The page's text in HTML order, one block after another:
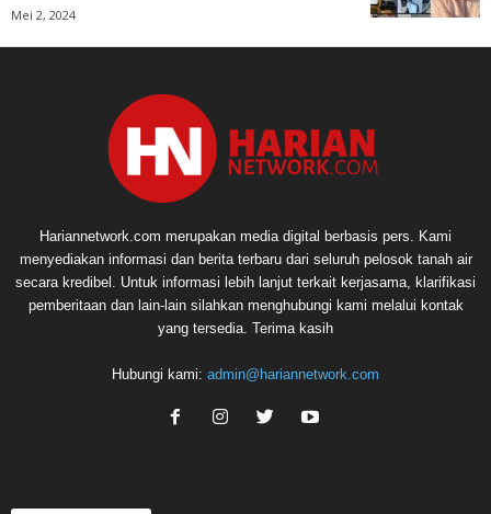
Mei 2, 2024
Hariannetwork.com merupakan media digital berbasis pers. Kami
menyediakan informasi dan berita terbaru dari seluruh pelosok tanah air
secara kredibel. Untuk informasi lebih lanjut terkait kerjasama, klarifikasi
pemberitaan dan lain-lain silahkan menghubungi kami melalui kontak
yang tersedia. Terima kasih
Hubungi kami: admin@hariannetwork.com